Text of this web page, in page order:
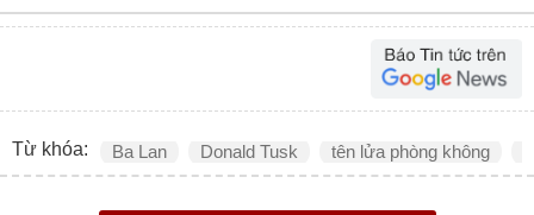
Từ khóa: Ba Lan Donald Tusk tên lửa phòng không